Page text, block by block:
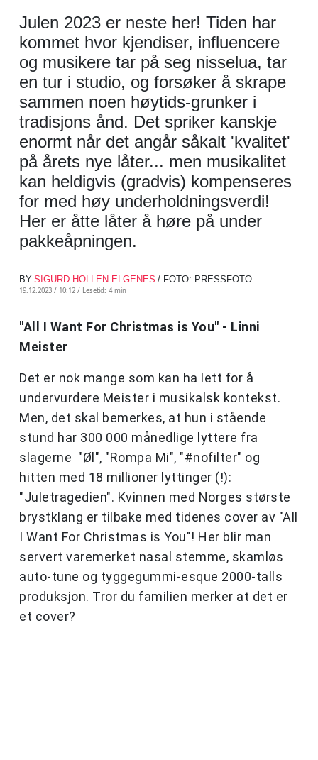
Julen 2023 er neste her! Tiden har
kommet hvor kjendiser, influencere
og musikere tar på seg nisselua, tar
en tur i studio, og forsøker å skrape
sammen noen høytids-grunker i
tradisjons ånd. Det spriker kanskje
enormt når det angår såkalt 'kvalitet'
på årets nye låter... men musikalitet
kan heldigvis (gradvis) kompenseres
for med høy underholdningsverdi!
Her er åtte låter å høre på under
pakkeåpningen.
BY SIGURD HOLLEN ELGENES / FOTO: PRESSFOTO
19.12.2023 / 10:12 / Lesetid: 4 min
"All I Want For Christmas is You" - Linni
Meister
Det er nok mange som kan ha lett for å
undervurdere Meister i musikalsk kontekst.
Men, det skal bemerkes, at hun i stående
stund har 300 000 månedlige lyttere fra
slagerne "Øl", "Rompa Mi", "#nofilter" og
hitten med 18 millioner lyttinger (!):
"Juletragedien". Kvinnen med Norges største
brystklang er tilbake med tidenes cover av "All
I Want For Christmas is You"! Her blir man
servert varemerket nasal stemme, skamløs
auto-tune og tyggegummi-esque 2000-talls
produksjon. Tror du familien merker at det er
et cover?